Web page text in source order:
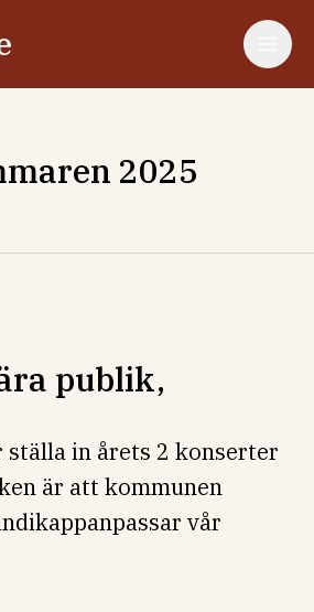
2025
publik,
ställa in årets 2 konserter
är att kommunen
vår